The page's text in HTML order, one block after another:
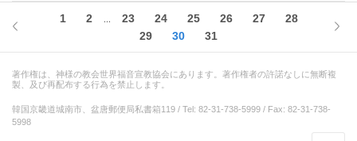
1 2 ... 23 24 25 26 27
28
29
30 31
著作権は、神様の教会世界福音宣教協会にあります。著作権者の許諾なしに無断複
製、及び再配布する行為を禁止します。
韓国京畿道城南市、盆唐郵便局私書箱119 / Tel: 82-31-738-5999 / Fax: 82-31-738-
5998